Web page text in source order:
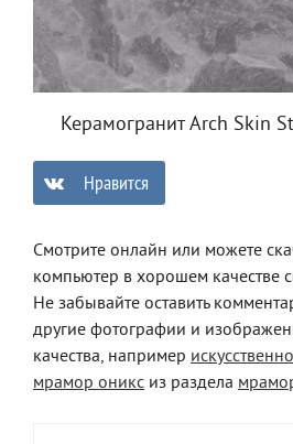
Керамогранит Arch Skin
Нравится
Смотрите онлайн или можете
компьютер в хорошем качестве
Не забывайте оставить
другие фотографии и
качества, например
мрамор оникс из раздела